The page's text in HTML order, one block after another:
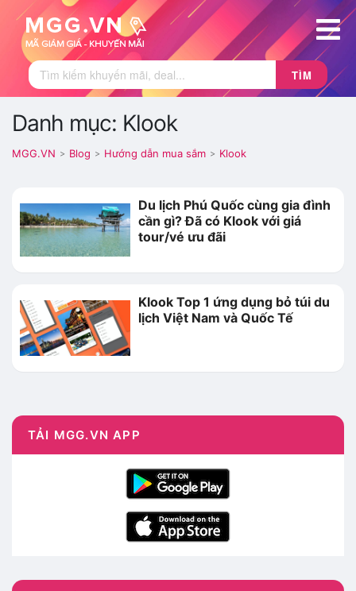
TÌM
Danh mục: Klook
MGG.VN > Blog > Hướng dẫn mua sắm > Klook
Du lịch Phú Quốc cùng gia đình
cần gì? Đã có Klook với giá
tour/vé ưu đãi
Klook Top 1 ứng dụng bỏ túi du
lịch Việt Nam và Quốc Tế
TẢI MGG.VN APP